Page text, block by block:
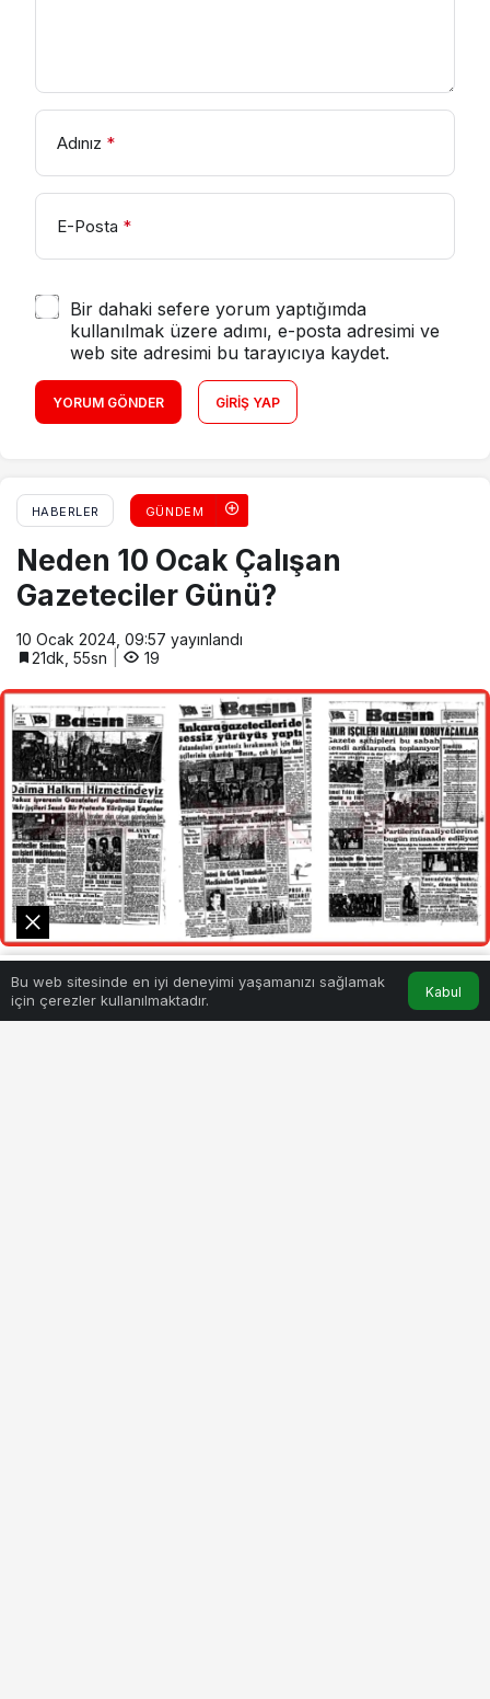
Adınız *
E-Posta *
Bir dahaki sefere yorum yaptığımda
kullanılmak üzere adımı, e-posta adresimi ve
web site adresimi bu tarayıcıya kaydet.
YORUM GÖNDER GIRIŞ YAP
HABERLER GÜNDEM
Neden 10 Ocak Çalışan
Gazeteciler Günü?
10 Ocak 2024, 09:57 yayınlandı
21dk, 55sn
19
Bu web sitesinde en iyi deneyimi yaşamanızı sağlamak
için çerezler kullanılmaktadır.
Kabul
Akış Hesabım
0